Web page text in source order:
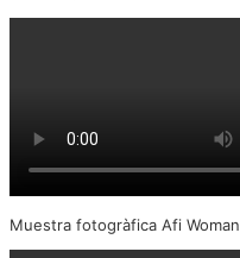
Muestra fotogràfica Afi